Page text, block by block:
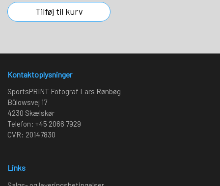
Tilføj til kurv
Kontaktoplysninger
SportsPRINT Fotograf Lars Rønbøg
Bülowsvej 17
4230 Skælskør
Telefon: +45 2066 7929
CVR: 20147830
Links